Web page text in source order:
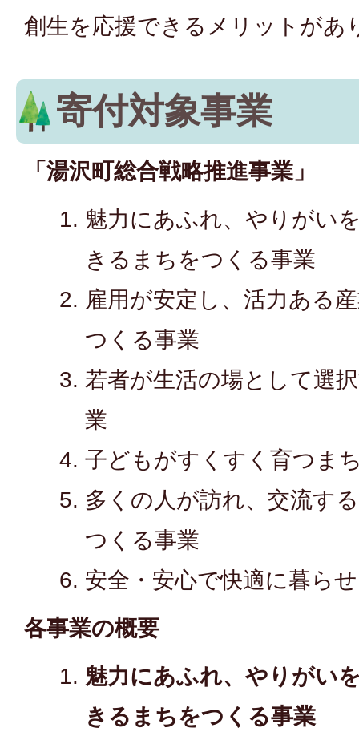
創生を応援できるメリットがあ
寄付対象事業
「湯沢町総合戦略推進事業」
魅力にあふれ、やりがい
きるまちをつくる事業
雇用が安定し、活力ある
つくる事業
若者が生活の場として選
業
子どもがすくすく育つま
多くの人が訪れ、交流す
つくる事業
安全・安心で快適に暮ら
各事業の概要
魅力にあふれ、やりがい
きるまちをつくる事業